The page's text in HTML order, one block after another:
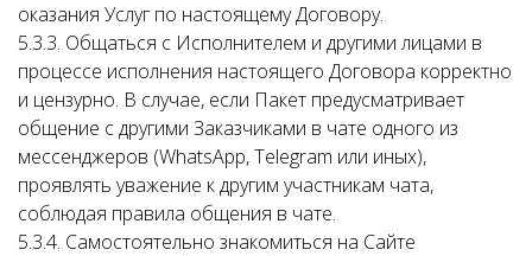
оказания Услуг по настоящему Договору.
5.3.3. Общаться с Исполнителем и другими лицами в
процессе исполнения настоящего Договора корректно
и цензурно. В случае, если Пакет предусматривает
общение с другими Заказчиками в чате одного из
мессенджеров (WhatsApp, Telegram или иных),
проявлять уважение к другим участникам чата,
соблюдая правила общения в чате.
5.3.4. Самостоятельно знакомиться на Сайте